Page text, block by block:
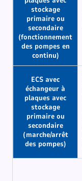
stockage
primaire ou
secondaire
(fonctionnement
des pompes en
continu)
ECS avec
échangeur à
plaques avec
stockage
primaire ou
secondaire
(marche/arrêt
des pompes)